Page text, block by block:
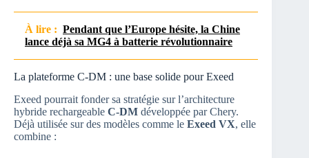
À lire : Pendant que l’Europe hésite, la Chine
lance déjà sa MG4 à batterie révolutionnaire
La plateforme C-DM : une base solide pour Exeed
Exeed pourrait fonder sa stratégie sur l’architecture
hybride rechargeable C-DM développée par Chery.
Déjà utilisée sur des modèles comme le Exeed VX, elle
combine :